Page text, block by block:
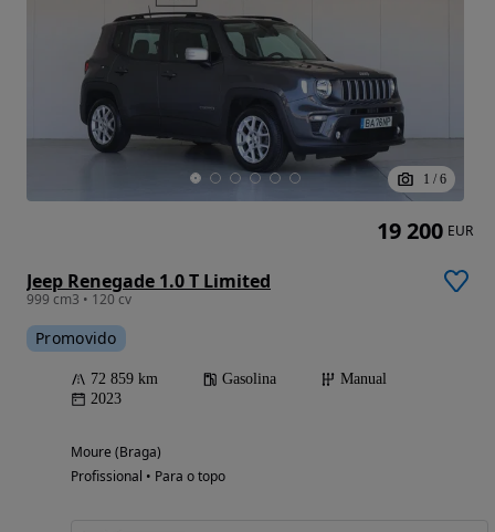
1 / 6
Jeep Renegade 1.0 T Limited
999 cm3 • 120 cv
Promovido
72 859 km Gasolina
Manual
2023
Moure (Braga)
Profissional • Para o topo
19 200 EUR